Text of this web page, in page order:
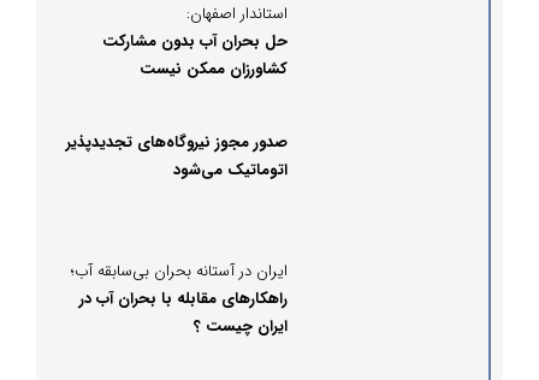
استاندار اصفهان:
حل بحران آب بدون مشارکت
کشاورزان ممکن نیست
صدور مجوز نیروگاه‌های تجدیدپذیر
اتوماتیک می‌شود
ایران در آستانه بحران بی‌سابقه آب؛
راهکارهای مقابله با بحران آب در
ایران چیست ؟